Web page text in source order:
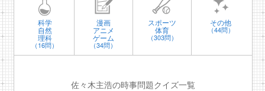
科学
自然
理科
（16問）
漫画
アニメ
ゲーム
（34問）
スポーツ
体育
（303問）
その他
（44問）
佐々木主浩の時事問題クイズ一覧